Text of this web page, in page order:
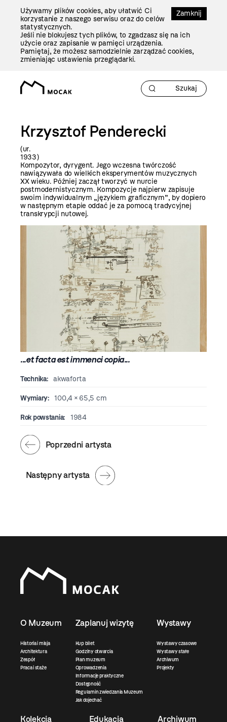
Zamknij
Używamy plików cookies, aby ułatwić Ci
korzystanie z naszego serwisu oraz do celów
statystycznych.
Jeśli nie blokujesz tych plików, to zgadzasz się na ich
użycie oraz zapisanie w pamięci urządzenia.
Pamiętaj, że możesz samodzielnie zarządzać cookies,
zmieniając ustawienia przeglądarki.
Krzysztof Penderecki
(ur.
Kompozytor, dyrygent. Jego wczesna twórczość
nawiązywała do wielkich eksperymentów muzycznych
XX wieku. Później zaczął tworzyć w nurcie
postmodernistycznym. Kompozycje najpierw zapisuje
swoim indywidualnym „językiem graficznym”, by dopiero
w następnym etapie oddać je za pomocą tradycyjnej
transkrypcji nutowej.
...et facta est immenci copia...
Technika: akwaforta
Wymiary: 100,4 × 65,5 cm
Rok powstania: 1984
Następny artysta
Poprzedni artysta
O Muzeum
Historia i misja
Architektura
Zespół
Praca i staże
Zaplanuj wizytę
Kup bilet
Godziny otwarcia
Plan muzeum
Oprowadzenia
Informacje praktyczne
Dostępność
Regulamin zwiedzania Muzeum
Jak dojechać
Wystawy
Wystawy czasowe
Wystawy stałe
Archiwum
Projekty
Kolekcja Edukacja Archiwum